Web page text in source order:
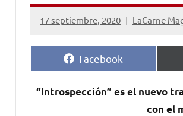
17 septiembre, 2020 LaCarne
Compartir
en
Facebook
“Introspección” es el nuevo
con el